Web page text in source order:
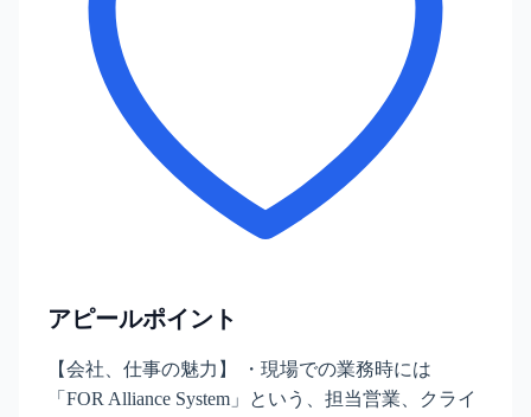
アピールポイント
【会社、仕事の魅力】 ・現場での業務時には
「FOR Alliance System」という、担当営業、クライ